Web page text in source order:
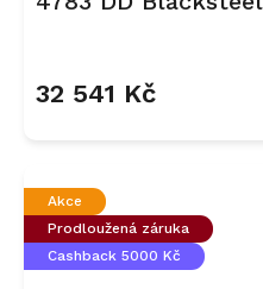
32 541 Kč
Akce
Prodloužená záruka
Cashback 5000 Kč